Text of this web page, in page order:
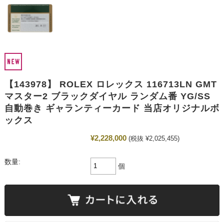
【143978】 ROLEX ロレックス 116713LN GMT
マスター2 ブラックダイヤル ランダム番 YG/SS
自動巻き ギャランティーカード 当店オリジナルボ
ックス
¥2,228,000 (税抜 ¥2,025,455)
数量:
個